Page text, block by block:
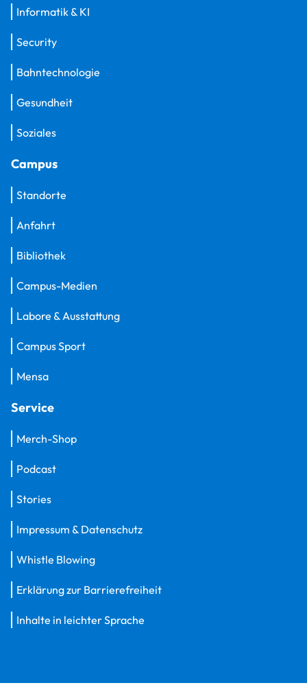
Informatik & KI
Security
Bahntechnologie
Gesundheit
Soziales
Campus
Standorte
Anfahrt
Bibliothek
Campus-Medien
Labore & Ausstattung
Campus Sport
Mensa
Service
Merch-Shop
Podcast
Stories
Impressum & Datenschutz
Whistle Blowing
Erklärung zur Barrierefreiheit
Inhalte in leichter Sprache